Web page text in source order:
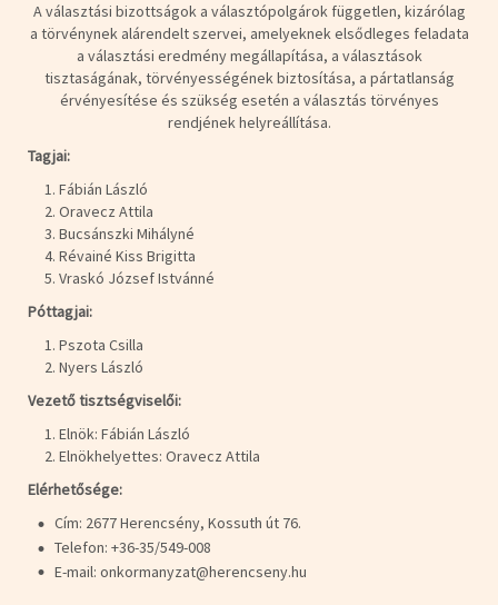
A választási bizottságok a választópolgárok független, kizárólag
a törvénynek alárendelt szervei, amelyeknek elsődleges feladata
a választási eredmény megállapítása, a választások
tisztaságának, törvényességének biztosítása, a pártatlanság
érvényesítése és szükség esetén a választás törvényes
rendjének helyreállítása.
Tagjai:
Fábián László
Oravecz Attila
Bucsánszki Mihályné
Révainé Kiss Brigitta
Vraskó József Istvánné
Póttagjai:
Pszota Csilla
Nyers László
Vezető tisztségviselői:
Elnök: Fábián László
Elnökhelyettes: Oravecz Attila
Elérhetősége:
Cím: 2677 Herencsény, Kossuth út 76.
Telefon: +36-35/549-008
E-mail: onkormanyzat@herencseny.hu